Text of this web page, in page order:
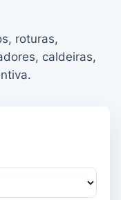
roturas,
caldeiras,